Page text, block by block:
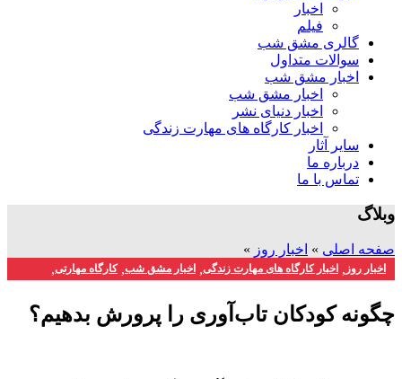
اخبار
فیلم
گالری مشق شب
سوالات متداول
اخبار مشق شب
اخبار مشق شب
اخبار دنیای نشر
اخبار کارگاه های مهارت زندگی
سایر آثار
درباره ما
تماس با ما
وبلاگ
صفحه اصلی » اخبار روز »
اخبار روز , اخبار کارگاه های مهارت زندگی, اخبار مشق شب,کارگاه مهارتی,
چگونه کودکان تاب‌آوری را پرورش بدهیم؟